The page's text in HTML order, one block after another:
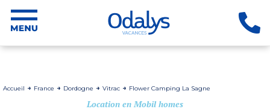
Accueil France Dordogne Vitrac Flower Camping La Sagne
Location en Mobil homes